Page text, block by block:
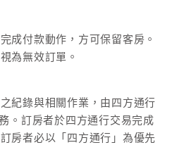
成付款動作，方可保留客房。
為無效訂單。
紀錄與相關作業，由四方通行
。訂房者於四方通行交易完成
房者必以「四方通行」為優先